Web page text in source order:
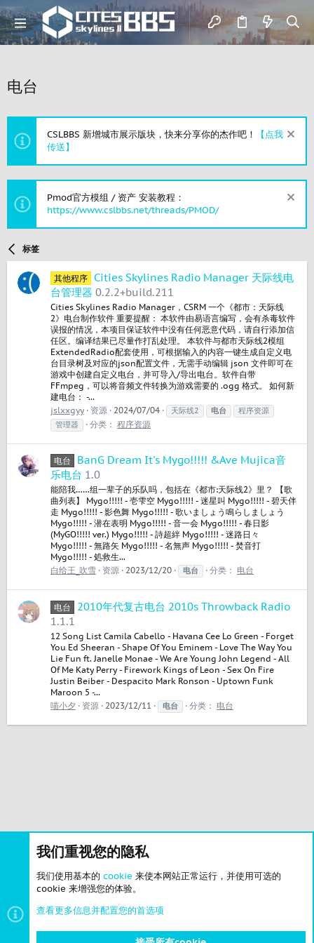
电台
CSLBBS 新增城市展示版块，快来分享你的杰作吧！
【点我
传送】
Pmod官方模组 / 资产 安装教程：
https://www.cslbbs.net/threads/PMOD/
标签
其他程序
Cities Skylines Radio Manager 天际线电
台管理器 0.2.2+build.211
Cities Skylines Radio Manager，CSRM 一个《都市：天际线
2》电台制作软件 重要提醒： 本软件由易语言编写，会有杀毒软件
误报的情况，本项目保证软件中没有任何恶意代码，请自行添加信
任区。编译结果已尽量作打乱处理。 本软件与都市天际线2模组
ExtendedRadio配套使用，可根据输入的内容一键生成自定义电
台目录树及对应的json配置文件，无需手动编辑 json 文件即可在
游戏中创建自定义电台，并可导入/导出电台。软件自带
FFmpeg，可以将音频文件转换为游戏需要的 .ogg 格式。 如何新
建电台： -...
jslxxgyy
资源 2024/07/04 天际线2 电台
程序资源
管理器
分类： 程序资源
电台
BanG Dream It's Mygo!!!!! &Ave Mujica音
乐电台 1.0
能陪我……组一辈子的乐队吗，包括在《都市:天际线2》里？ 【歌
曲列表】 Mygo!!!!! - 壱雫空 Mygo!!!!! - 迷星叫 Mygo!!!!! - 碧天伴
走 Mygo!!!!! - 影色舞 Mygo!!!!! - 歌いましょう鳴らしましょう
Mygo!!!!! - 潜在表明 Mygo!!!!! - 音一会 Mygo!!!!! - 春日影
(MyGO!!!!! ver.) Mygo!!!!! - 詩超絆 Mygo!!!!! - 迷路日々
Mygo!!!!! - 無路矢 Mygo!!!!! - 名無声 Mygo!!!!! - 焚音打
Mygo!!!!! - 処救生...
白给王_吹雪
资源 2023/12/20 电台 分类： 电台
电台
2010年代复古电台 2010s Throwback Radio
1.1.1
12 Song List Camila Cabello - Havana Cee Lo Green - Forget
You Ed Sheeran - Shape Of You Eminem - Love The Way You
Lie Fun ft. Janelle Monae - We Are Young John Legend - All
Of Me Katy Perry - Firework Kings of Leon - Sex On Fire
Justin Beiber - Despacito Mark Ronson - Uptown Funk
Maroon 5 -...
喵小夕
资源 2023/12/11 电台 分类： 电台
我们重视您的隐私
我们使用基本的 cookie 来使本网站正常运行，并使用可选的
cookie 来增强您的体验。
查看更多信息并配置您的首选项